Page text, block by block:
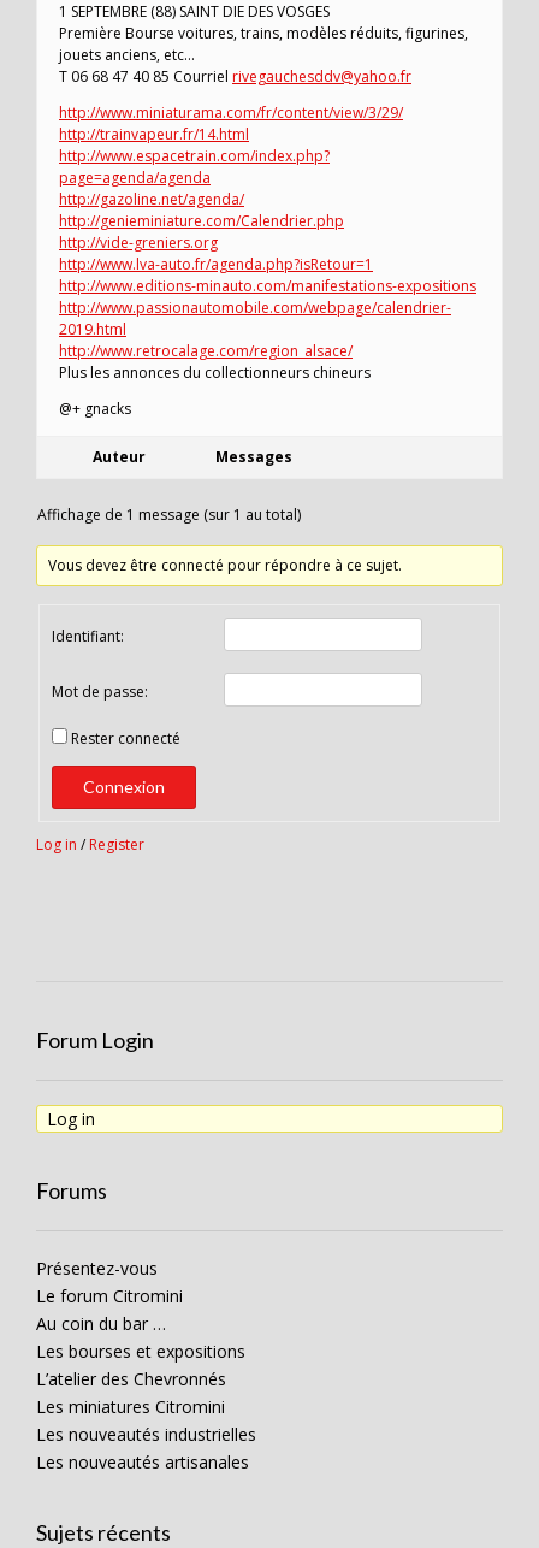
1 SEPTEMBRE (88) SAINT DIE DES VOSGES
Première Bourse voitures, trains, modèles réduits, figurines,
jouets anciens, etc…
T 06 68 47 40 85 Courriel rivegauchesddv@yahoo.fr
http://www.miniaturama.com/fr/content/view/3/29/
http://trainvapeur.fr/14.html
http://www.espacetrain.com/index.php?
page=agenda/agenda
http://gazoline.net/agenda/
http://genieminiature.com/Calendrier.php
http://vide-greniers.org
http://www.lva-auto.fr/agenda.php?isRetour=1
http://www.editions-minauto.com/manifestations-expositions
http://www.passionautomobile.com/webpage/calendrier-
2019.html
http://www.retrocalage.com/region_alsace/
Plus les annonces du collectionneurs chineurs
@+ gnacks
Auteur Messages
Affichage de 1 message (sur 1 au total)
Vous devez être connecté pour répondre à ce sujet.
Identifiant:
Mot de passe:
Rester connecté
Connexion
Log in / Register
Forum Login
Log in
Forums
Présentez-vous
Le forum Citromini
Au coin du bar …
Les bourses et expositions
L’atelier des Chevronnés
Les miniatures Citromini
Les nouveautés industrielles
Les nouveautés artisanales
Sujets récents